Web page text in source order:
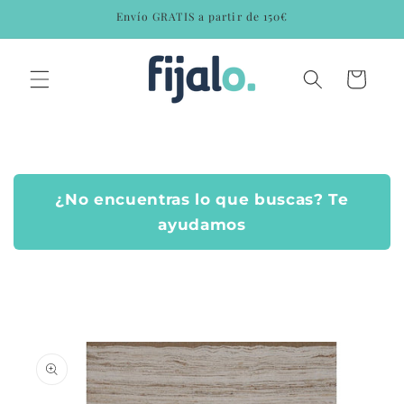
al contenido
Envío GRATIS a partir de 150€
Carrito
¿No encuentras lo que buscas? Te
ayudamos
directamente
información
del producto